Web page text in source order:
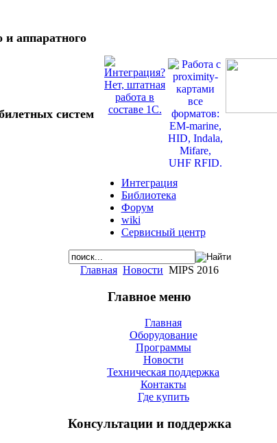
и аппаратного
систем
Интеграция
Библиотека
Форум
wiki
Сервисный центр
Главная Новости MIPS 2016
Главное меню
Главная
Оборудование
Программы
Новости
Техническая поддержка
Контакты
Где купить
Консультации и поддержка